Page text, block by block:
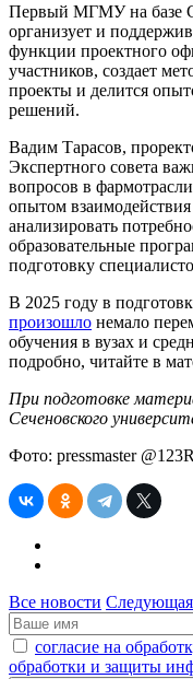
Первый МГМУ на базе
организует и
функции проектного
участников, создает
проекты и делится
решений.
Вадим Тарасов,
Экспертного совета
вопросов в
опытом
анализировать
образовательные
подготовку
В 2025 году в
произошло немало
обучения в вузах и
подробно, читайте в
При подготовке
Сеченовского
Фото: pressmaster
Все новости Следующая
согласие на
обработки и защиты